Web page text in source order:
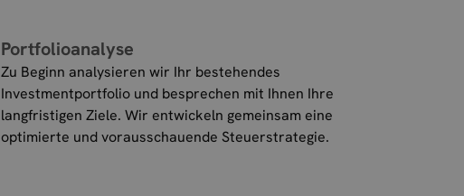
Portfolioanalyse
Zu Beginn analysieren wir Ihr bestehendes
Investmentportfolio und besprechen mit Ihnen Ihre
langfristigen Ziele. Wir entwickeln gemeinsam eine
optimierte und vorausschauende Steuerstrategie.